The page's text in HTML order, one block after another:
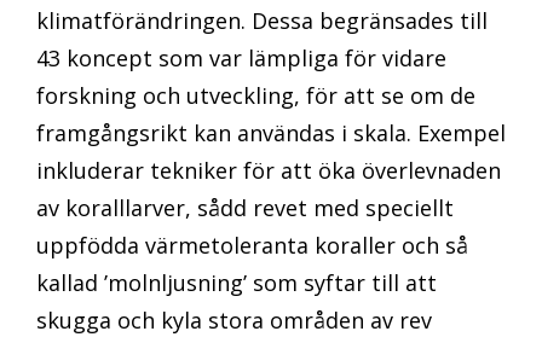
klimatförändringen. Dessa begränsades till
43 koncept som var lämpliga för vidare
forskning och utveckling, för att se om de
framgångsrikt kan användas i skala. Exempel
inkluderar tekniker för att öka överlevnaden
av koralllarver, sådd revet med speciellt
uppfödda värmetoleranta koraller och så
kallad ’molnljusning’ som syftar till att
skugga och kyla stora områden av rev